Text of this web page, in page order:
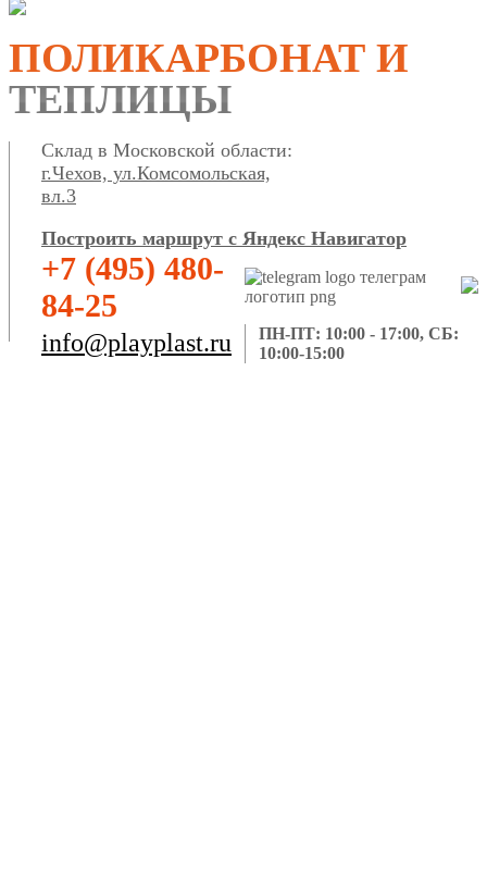
ПОЛИКАРБОНАТ И
ТЕПЛИЦЫ
Склад в Московской области:
г.Чехов, ул.Комсомольская,
вл.3
Построить маршрут с Яндекс Навигатор
+7 (495) 480-
84-25
info@playplast.ru
ПН-ПТ: 10:00 - 17:00, СБ:
10:00-15:00